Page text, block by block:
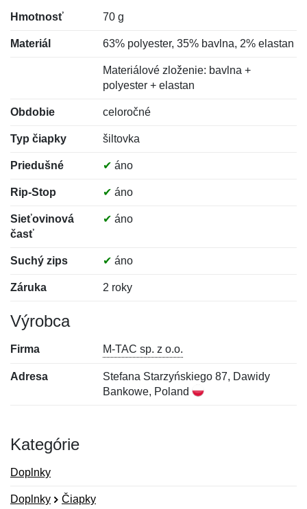
Hmotnosť 70 g
Materiál 63% polyester, 35% bavlna, 2% elastan
Materiálové zloženie: bavlna +
polyester + elastan
Obdobie celoročné
Typ čiapky šiltovka
Priedušné ✔ áno
Rip-Stop ✔ áno
Sieťovinová
časť
✔ áno
Suchý zips ✔ áno
Záruka 2 roky
Výrobca
Firma M-TAC sp. z o.o.
Adresa
Stefana Starzyńskiego 87, Dawidy
Bankowe, Poland
Kategórie
Doplnky
Doplnky Čiapky